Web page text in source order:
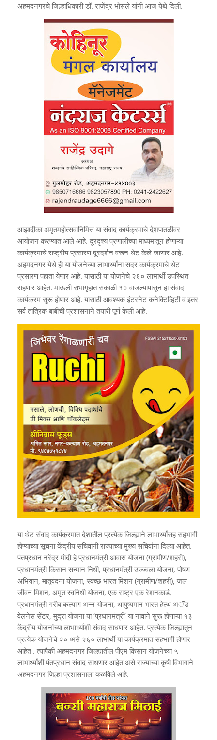
अहमदनगरचे जिल्हाधिकारी डॉ. राजेंद्र भोसले यांनी आज येथे दिली.
आझादीका अमृतमहोत्सवानिमित्त या संवाद कार्यक्रमाचे देशपातळीवर
आयोजन करण्यात आले आहे‌. दूरदृश्य प्रणालीच्या माध्यमातून होणाऱ्या
कार्यक्रमाचे राष्ट्रीय प्रसारण दूरदर्शन वरून थेट केले जाणार आहे.
अहमदनगर येथे ही या योजनेच्या लाभार्थ्यांना सदर कार्यक्रमाचे थेट
प्रसारण पहाता येणार आहे‌. यासाठी या योजनेचे २६० लाभार्थी उपस्थित
राहणार आहेत. माऊली सभागृहात सकाळी १०‌ वाजल्यापासून हा संवाद
कार्यक्रम सुरू होणार आहे. यासाठी आवश्यक इंटरनेट कनेक्टिव्हिटी व इतर
सर्व तांत्रिक बाबींची प्रशासनाने तयारी पूर्ण केली आहे‌.
या थेट संवाद कार्यक्रमात देशातील प्रत्येक जिल्ह्याने लाभार्थ्यांसह सहभागी
होण्याच्या सूचना केंद्रीय सचिवांनी राज्याच्या मुख्य सचिवांना दिल्या आहेत.
पंतप्रधान नरेंद्र मोदी हे प्रधानमंत्री आवास योजना (ग्रामीण/शहरी),
प्रधानमंत्री किसान सन्मान निधी, प्रधानमंत्री उज्ज्वला योजना, पोषण
अभियान, मातृवंदना योजना, स्वच्छ भारत मिशन (ग्रामीण/शहरी), जल
जीवन मिशन, अमृत स्वनिधी योजना, एक राष्ट्र एक रेशनकार्ड,
प्रधानमंत्री गरीब कल्याण अन्न योजना, आयुष्यमान भारत हेल्थ अॅंड
वेलनेस सेंटर, मुद्रा योजना या ‘प्रधानमंत्री’ या नावाने सुरू होणाऱ्या १३
केंद्रीय योजनांच्या लाभार्थ्यांशी संवाद साधणार आहेत. प्रत्येक जिल्ह्यातून
प्रत्येक योजनेचे २० असे २६० लाभार्थी या कार्यक्रमात सहभागी होणार
आहेत . त्यापैकी अहमदनगर जिल्ह्यातील पीएम किसान योजनेच्या ५
लाभार्थ्यांशी पंतप्रधान संवाद साधणार आहेत.असे राज्याच्या कृषी विभागाने
अहमदनगर जिल्हा प्रशासनाला कळविले आहे.